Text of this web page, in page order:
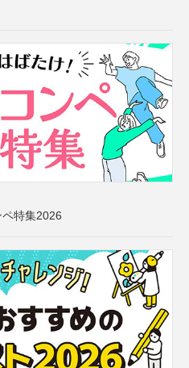
特集2026